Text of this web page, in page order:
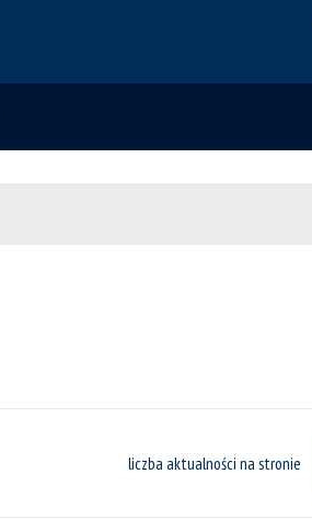
liczba aktualności na stronie